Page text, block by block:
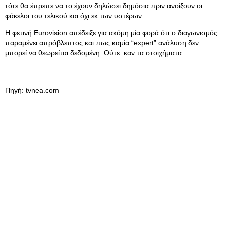
τότε θα έπρεπε να το έχουν δηλώσει δημόσια πριν ανοίξουν οι
φάκελοι του τελικού και όχι εκ των υστέρων.
Η φετινή Eurovision απέδειξε για ακόμη μία φορά ότι ο διαγωνισμός
παραμένει απρόβλεπτος και πως καμία “expert” ανάλυση δεν
μπορεί να θεωρείται δεδομένη. Ούτε καν τα στοιχήματα.
Πηγή: tvnea.com